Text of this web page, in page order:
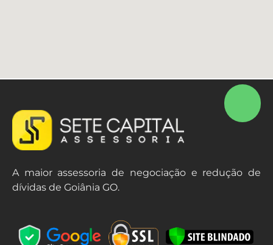
A maior assessoria de negociação e redução de
dívidas de Goiânia GO.